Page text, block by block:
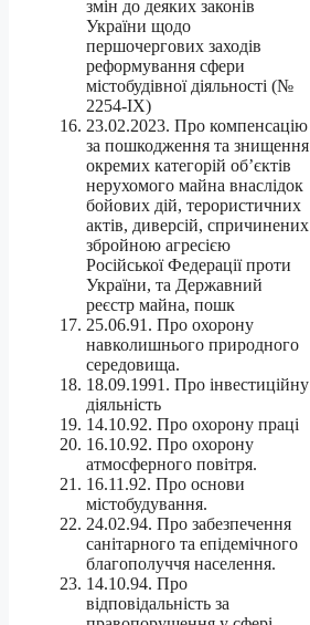
змін до деяких законів
України щодо
першочергових заходів
реформування сфери
містобудівної діяльності (№
2254-IX)
23.02.2023. Про компенсацію
за пошкодження та знищення
окремих категорій об’єктів
нерухомого майна внаслідок
бойових дій, терористичних
актів, диверсій, спричинених
збройною агресією
Російської Федерації проти
України, та Державний
реєстр майна, пошк
25.06.91. Про охорону
навколишнього природного
середовища.
18.09.1991. Про інвестиційну
діяльність
14.10.92. Про охорону праці
16.10.92. Про охорону
атмосферного повітря.
16.11.92. Про основи
містобудування.
24.02.94. Про забезпечення
санітарного та епідемічного
благополуччя населення.
14.10.94. Про
відповідальність за